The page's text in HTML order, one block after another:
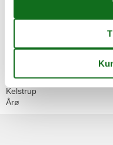
Flovt Strand
Hoptrup
Kelstrup
Årø